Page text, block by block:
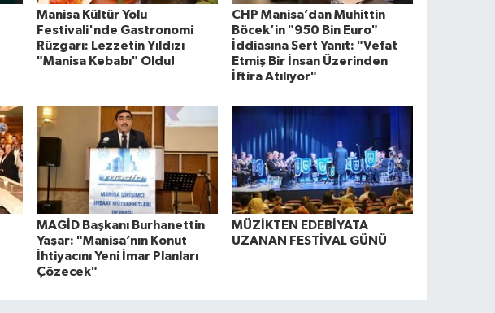
Manisa Kültür Yolu
Festivali'nde Gastronomi
Rüzgarı: Lezzetin Yıldızı
"Manisa Kebabı" Oldu!
CHP Manisa’dan Muhittin
Böcek’in "950 Bin Euro"
İddiasına Sert Yanıt: "Vefat
Etmiş Bir İnsan Üzerinden
İftira Atılıyor"
MAGİD Başkanı Burhanettin
Yaşar: "Manisa’nın Konut
İhtiyacını Yeni İmar Planları
Çözecek"
MÜZİKTEN EDEBİYATA
UZANAN FESTİVAL GÜNÜ